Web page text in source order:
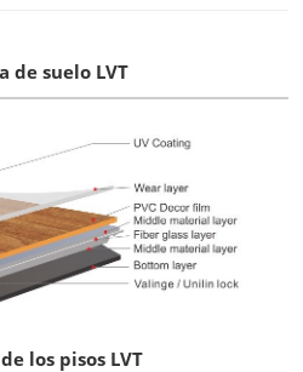
de suelo LVT
de los pisos LVT